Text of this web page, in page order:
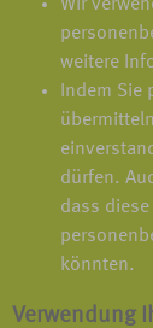
Wir
weitere
Indem Sie
dürfen.
dass
könnten.
Verwendung